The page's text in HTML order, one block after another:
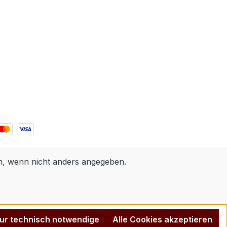
wenn nicht anders angegeben.
technisch notwendige Alle Cookies akzeptieren